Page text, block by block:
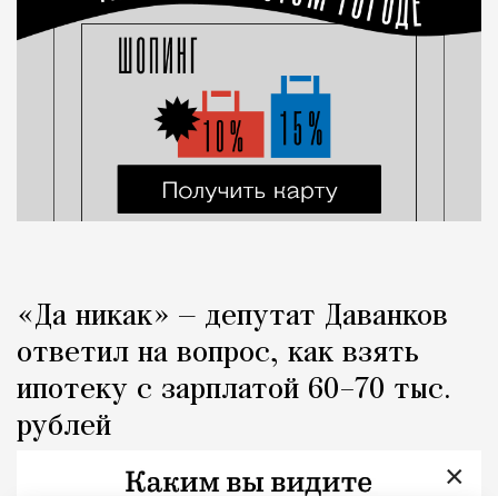
«Да никак» — депутат Даванков
ответил на вопрос, как взять
ипотеку с зарплатой 60–70 тыс.
рублей
Кирилл Романов ×